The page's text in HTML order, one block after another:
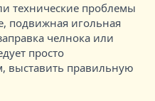
технические проблемы
подвижная игольная
челнока или
просто
выставить правильную